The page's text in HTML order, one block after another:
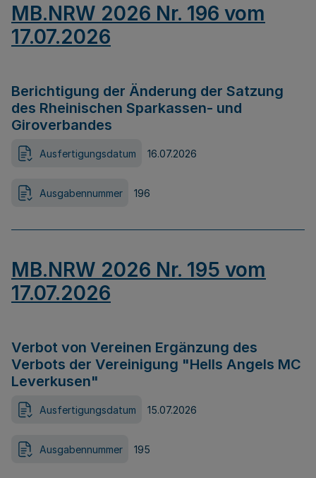
MB.NRW 2026 Nr. 196 vom
17.07.2026
Berichtigung der Änderung der Satzung
des Rheinischen Sparkassen- und
Giroverbandes
Ausfertigungsdatum 16.07.2026
Ausgabennummer 196
MB.NRW 2026 Nr. 195 vom
17.07.2026
Verbot von Vereinen Ergänzung des
Verbots der Vereinigung "Hells Angels MC
Leverkusen"
Ausfertigungsdatum 15.07.2026
Ausgabennummer 195